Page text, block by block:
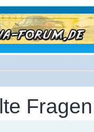
Fragen